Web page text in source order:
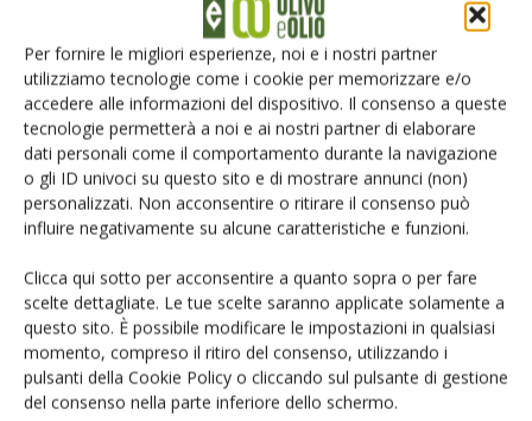
Per fornire le migliori esperienze, noi e i nostri partner
utilizziamo tecnologie come i cookie per memorizzare e/o
accedere alle informazioni del dispositivo. Il consenso a queste
tecnologie permetterà a noi e ai nostri partner di elaborare
dati personali come il comportamento durante la navigazione
o gli ID univoci su questo sito e di mostrare annunci (non)
personalizzati. Non acconsentire o ritirare il consenso può
influire negativamente su alcune caratteristiche e funzioni.
Clicca qui sotto per acconsentire a quanto sopra o per fare
scelte dettagliate. Le tue scelte saranno applicate solamente a
questo sito. È possibile modificare le impostazioni in qualsiasi
momento, compreso il ritiro del consenso, utilizzando i
pulsanti della Cookie Policy o cliccando sul pulsante di gestione
del consenso nella parte inferiore dello schermo.
Salva il mio nome, email e sito web in questo browser per la
prossima volta che commento.